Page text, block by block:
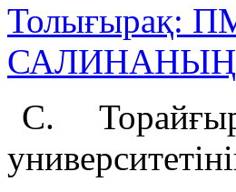
САЛИНАНЫҢ
С.